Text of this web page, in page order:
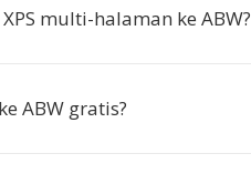
multi-halaman ke ABW?
ABW gratis?